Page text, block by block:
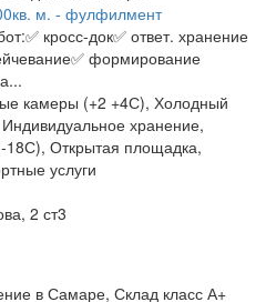
м. - фулфилмент
кросс-док✅ ответ. хранение
формирование
камеры (+2 +4С), Холодный
хранение,
Открытая площадка,
услуги
2 ст3